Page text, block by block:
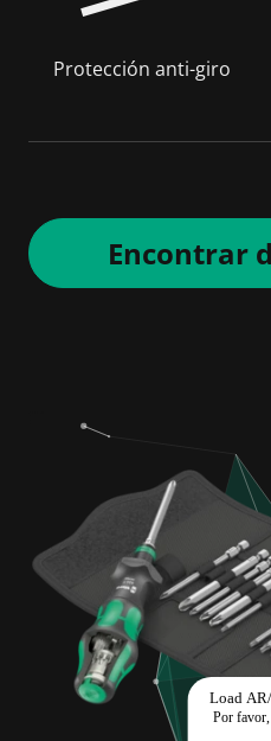
Protección anti-giro
Encontrar